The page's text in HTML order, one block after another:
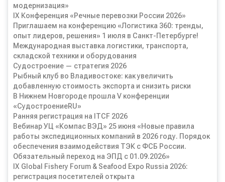
модернизация»
IX Конференция «Речные перевозки России 2026»
Приглашаем на конференцию «Логистика 360: тренды,
опыт лидеров, решения» 1 июля в Санкт-Петербурге!
Международная выставка логистики, транспорта,
складской техники и оборудования
Судостроение — стратегия 2026
Рыбный клуб во Владивостоке: как увеличить
добавленную стоимость экспорта и снизить риски
В Нижнем Новгороде прошла V конференции
«СудостроениеRU»
Ранняя регистрация на ITCF 2026
Вебинар УЦ «Компас ВЭД» 25 июня «Новые правила
работы экспедиционных компаний в 2026 году. Порядок
обеспечения взаимодействия ТЭК с ФСБ России.
Обязательный переход на ЭПД с 01.09.2026»
IX Global Fishery Forum & Seafood Expo Russia 2026:
регистрация посетителей открыта